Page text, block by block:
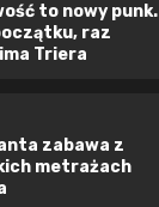
to nowy punk.
raz
Triera
zabawa z
metrażach